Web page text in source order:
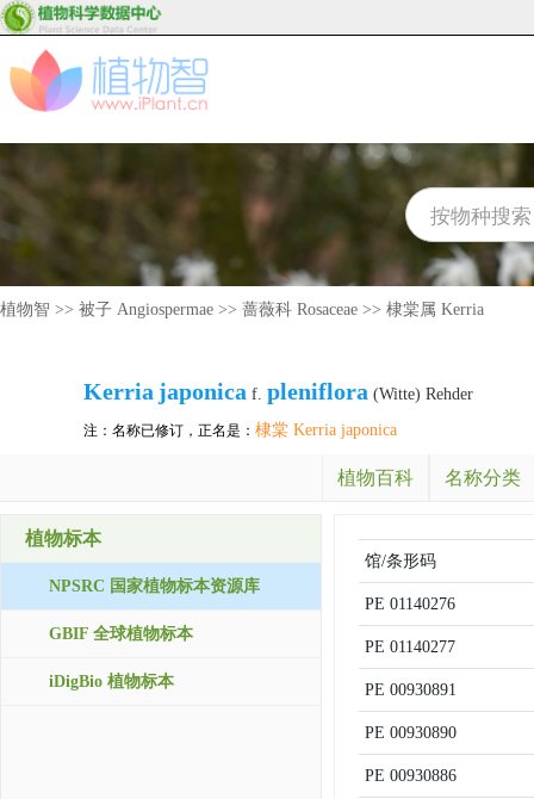
植物智 >> 被子 Angiospermae >> 蔷薇科 Rosaceae >> 棣棠属 Kerria
Kerria japonica f. pleniflora (Witte) Rehder
注：名称已修订，正名是： 棣棠 Kerria japonica
植物百科 名称分类
植物标本
NPSRC 国家植物标本资源库
GBIF 全球植物标本
iDigBio 植物标本
馆/条形码
PE 01140276
PE 01140277
PE 00930891
PE 00930890
PE 00930886